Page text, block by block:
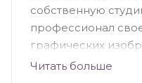
собственную
профессионал
графических
тонах. Ее
Читать больше